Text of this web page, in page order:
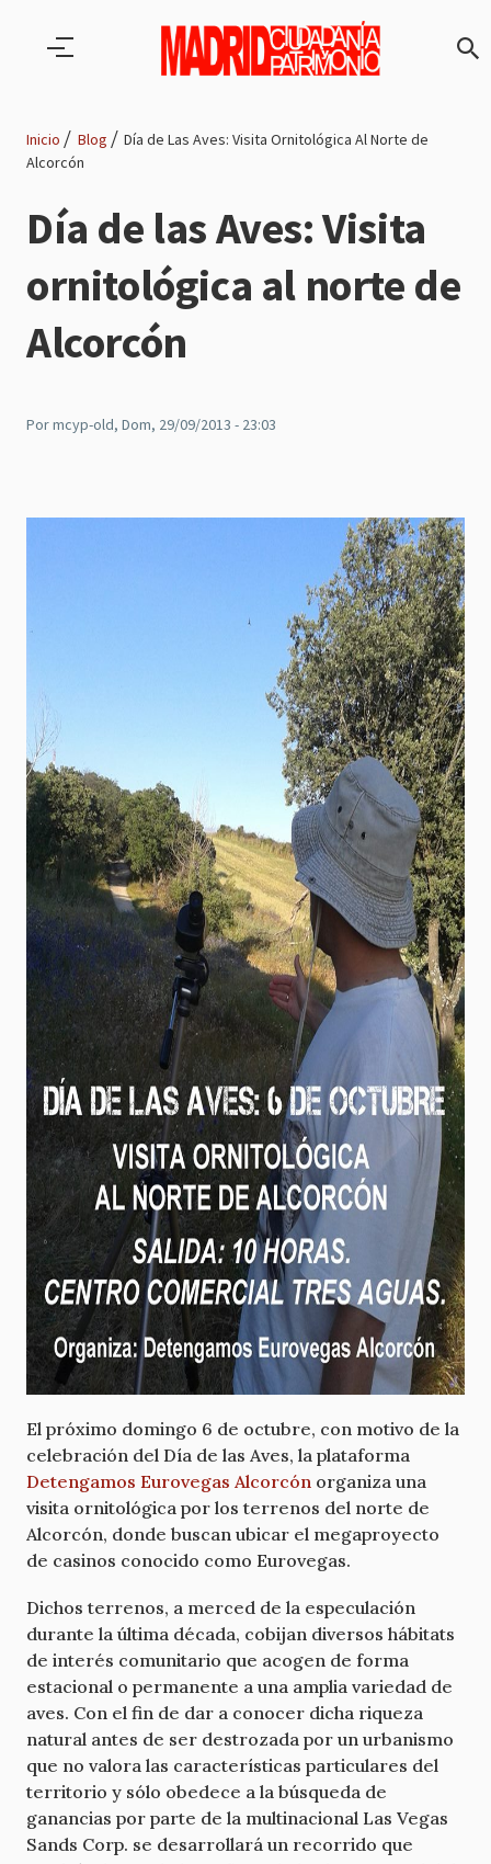
de
navegación
Inicio Blog
Día de Las Aves: Visita Ornitológica Al Norte de
Alcorcón
Día de las Aves: Visita
ornitológica al norte de
Alcorcón
Pormcyp-old, Dom, 29/09/2013 - 23:03
El próximo domingo 6 de octubre, con motivo de la
celebración del Día de las Aves, la plataforma
Detengamos Eurovegas Alcorcón organiza una
visita ornitológica por los terrenos del norte de
Alcorcón, donde buscan ubicar el megaproyecto
de casinos conocido como Eurovegas.
Dichos terrenos, a merced de la especulación
durante la última década, cobijan diversos hábitats
de interés comunitario que acogen de forma
estacional o permanente a una amplia variedad de
aves. Con el fin de dar a conocer dicha riqueza
natural antes de ser destrozada por un urbanismo
que no valora las características particulares del
territorio y sólo obedece a la búsqueda de
ganancias por parte de la multinacional Las Vegas
Sands Corp. se desarrollará un recorrido que